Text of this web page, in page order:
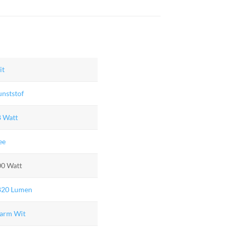
Watt
Watt
Lumen
Wit